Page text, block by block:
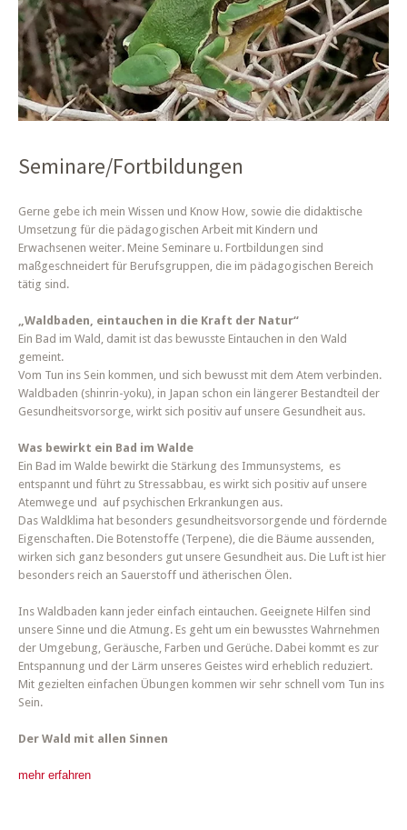
Seminare/Fortbildungen
Gerne gebe ich mein Wissen und Know How, sowie die didaktische
Umsetzung für die pädagogischen Arbeit mit Kindern und
Erwachsenen weiter. Meine Seminare u. Fortbildungen sind
maßgeschneidert für Berufsgruppen, die im pädagogischen Bereich
tätig sind.
„Waldbaden, eintauchen in die Kraft der Natur“
Ein Bad im Wald, damit ist das bewusste Eintauchen in den Wald
gemeint.
Vom Tun ins Sein kommen, und sich bewusst mit dem Atem verbinden.
Waldbaden (shinrin-yoku), in Japan schon ein längerer Bestandteil der
Gesundheitsvorsorge, wirkt sich positiv auf unsere Gesundheit aus.
Was bewirkt ein Bad im Walde
Ein Bad im Walde bewirkt die Stärkung des Immunsystems, es
entspannt und führt zu Stressabbau, es wirkt sich positiv auf unsere
Atemwege und auf psychischen Erkrankungen aus.
Das Waldklima hat besonders gesundheitsvorsorgende und fördernde
Eigenschaften. Die Botenstoffe (Terpene), die die Bäume aussenden,
wirken sich ganz besonders gut unsere Gesundheit aus. Die Luft ist hier
besonders reich an Sauerstoff und ätherischen Ölen.
Ins Waldbaden kann jeder einfach eintauchen. Geeignete Hilfen sind
unsere Sinne und die Atmung. Es geht um ein bewusstes Wahrnehmen
der Umgebung, Geräusche, Farben und Gerüche. Dabei kommt es zur
Entspannung und der Lärm unseres Geistes wird erheblich reduziert.
Mit gezielten einfachen Übungen kommen wir sehr schnell vom Tun ins
Sein.
Der Wald mit allen Sinnen
mehr erfahren